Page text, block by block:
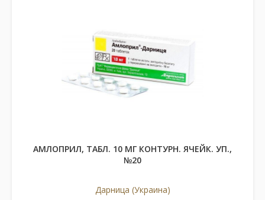
АМЛОПРИЛ, ТАБЛ. 10 МГ КОНТУРН. ЯЧЕЙК. УП.,
№20
Дарница (Украина)